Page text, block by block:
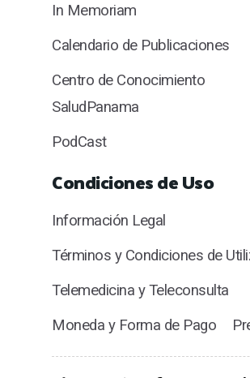
In Memoriam
Calendario de Publicaciones
Centro de Conocimiento
SaludPanama
PodCast
Condiciones de Uso
Información Legal
Términos y Condiciones de
Telemedicina y Teleconsulta
Moneda y Forma de Pago